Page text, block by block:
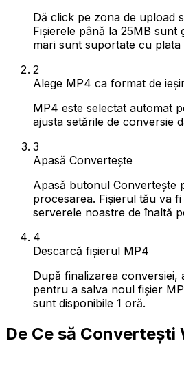
Dă click pe zona de upload
Fișierele până la 25MB sunt
mari sunt suportate cu plata
2
Alege MP4 ca format de
MP4 este selectat automat
ajusta setările de conversie
3
Apasă Convertește
Apasă butonul Convertește
procesarea. Fișierul tău va
serverele noastre de înaltă
4
Descarcă fișierul MP4
După finalizarea conversiei,
pentru a salva noul fișier
sunt disponibile 1 oră.
De Ce să Convertești